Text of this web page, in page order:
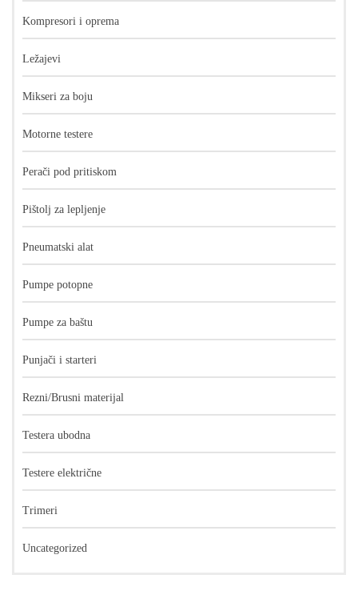
Kompresori i oprema
Ležajevi
Mikseri za boju
Motorne testere
Perači pod pritiskom
Pištolj za lepljenje
Pneumatski alat
Pumpe potopne
Pumpe za baštu
Punjači i starteri
Rezni/Brusni materijal
Testera ubodna
Testere električne
Trimeri
Uncategorized